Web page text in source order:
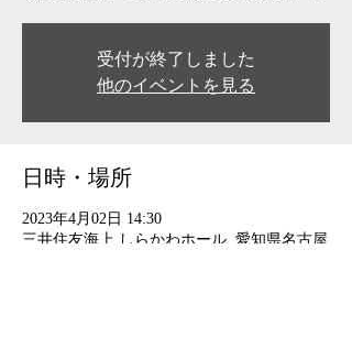
受付が終了しました
他のイベントを見る
日時・場所
2023年4月02日 14:30
三井住友海上 しらかわホール, 愛知県名古屋